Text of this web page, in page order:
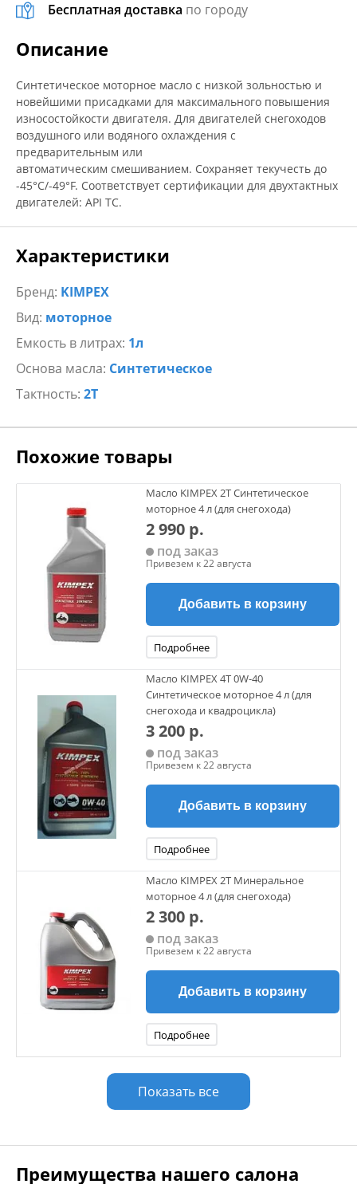
Бесплатная доставка по городу
Описание
Синтетическое моторное масло с низкой зольностью и
новейшими присадками для максимального повышения
износостойкости двигателя. Для двигателей снегоходов
воздушного или водяного охлаждения с
предварительным или
автоматическим смешиванием. Сохраняет текучесть до
-45°C/-49°F. Соответствует сертификации для двухтактных
двигателей: API TC.
Характеристики
Бренд: KIMPEX
Вид: моторное
Емкость в литрах: 1л
Основа масла: Синтетическое
Тактность: 2Т
Похожие товары
Масло KIMPEX 2Т Синтетическое
моторное 4 л (для снегохода)
2 990 р.
под заказ
Привезем к 22 августа
Добавить в корзину
Подробнее
Масло KIMPEX 4Т 0W-40
Синтетическое моторное 4 л (для
снегохода и квадроцикла)
3 200 р.
под заказ
Привезем к 22 августа
Добавить в корзину
Подробнее
Масло KIMPEX 2Т Минеральное
моторное 4 л (для снегохода)
2 300 р.
под заказ
Привезем к 22 августа
Добавить в корзину
Подробнее
Показать все
Преимущества нашего салона